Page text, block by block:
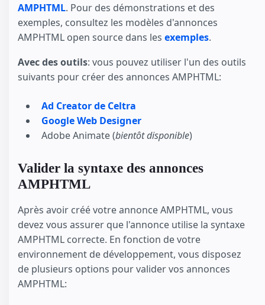
AMPHTML. Pour des démonstrations et des
exemples, consultez les modèles d'annonces
AMPHTML open source dans les exemples.
Avec des outils: vous pouvez utiliser l'un des outils
suivants pour créer des annonces AMPHTML:
Ad Creator de Celtra
Google Web Designer
Adobe Animate (bientôt disponible)
Valider la syntaxe des annonces
AMPHTML
Après avoir créé votre annonce AMPHTML, vous
devez vous assurer que l'annonce utilise la syntaxe
AMPHTML correcte. En fonction de votre
environnement de développement, vous disposez
de plusieurs options pour valider vos annonces
AMPHTML: